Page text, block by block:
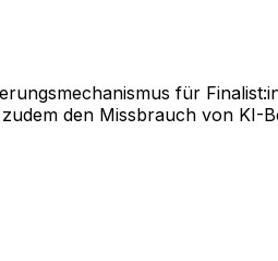
für
den Missbrauch von KI-